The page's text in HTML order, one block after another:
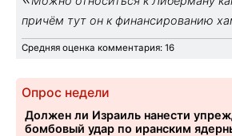
причём тут он к финансированию
Средняя оценка комментария: 16
Опрос недели
Должен ли Израиль нанести
бомбовый удар по иранским